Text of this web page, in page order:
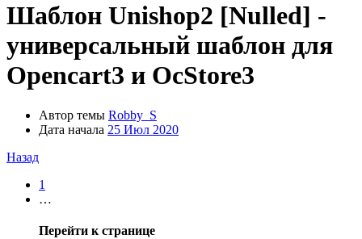
Шаблон Unishop2 [Nulled] -
универсальный шаблон для
Opencart3 и OcStore3
Автор темы Robby_S
Дата начала 25 Июл 2020
Назад
1
…
Перейти к странице